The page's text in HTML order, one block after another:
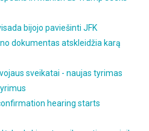
bijojo paviešinti JFK
dokumentas atskleidžia karą
sveikatai - naujas tyrimas
hearing starts